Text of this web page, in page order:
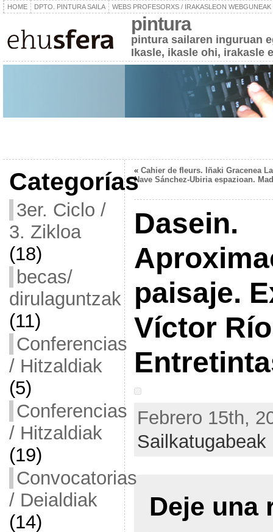
HOME DPTO. PINTURA SAILA WEBS PROFESORXS / IRAKASLEON WEBGUNEAK
pintura
pintura sailaren inguruan
Ikasle, ikasle ohi, irakasle
Categorías
3er. Ciclo /
3. Zikloa
(18)
becas/
dirulaguntzak
(11)
Conferencias
/ Hitzaldiak
(5)
Conferencias
/ Hitzaldiak
(19)
Convocatorias
/ Deialdiak
(14)
« Cahier de fleurs. Iñaki Gracenea La
Nave Sánchez-Ubiria espazioan.
Dasein.
paisaje.
Víctor
Febrero 15th,
Sailkatugabeak
Deje una